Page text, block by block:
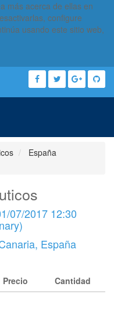
más acerca de ellas en
configure
usando este sitio web,
España
07/2017 12:30
)
, España
Precio Cantidad